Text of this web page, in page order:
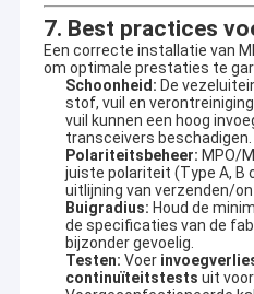
Koperen pleisterplaten
Netwerktools
7. Best practices
Een correcte installatie van
om optimale prestaties te
Schoonheid: De
stof, vuil en
vuil kunnen een hoog
transceivers beschadigen.
Polariteitsbeheer: MPO/
juiste polariteit (Type A, B
uitlijning van verzenden/
Buigradius: Houd de
de specificaties van de
bijzonder gevoelig.
Testen: Voer
continuïteitstests uit